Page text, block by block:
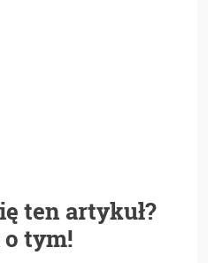
ten artykuł?
tym!